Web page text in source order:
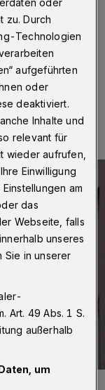
oder
zu. Durch
Technologien
aufgeführten
oder
deaktiviert.
Inhalte und
relevant für
wieder aufrufen,
Einwilligung
am
das
Webseite, falls
unseres
Sie in unserer
Art. 49 Abs. 1 S.
außerhalb
um